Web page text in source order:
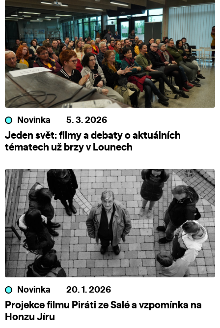
Novinka 5. 3. 2026
Jeden svět: filmy a debaty o aktuálních
tématech už brzy v Lounech
Novinka 20. 1. 2026
Projekce filmu Piráti ze Salé a vzpomínka na
Honzu Jíru